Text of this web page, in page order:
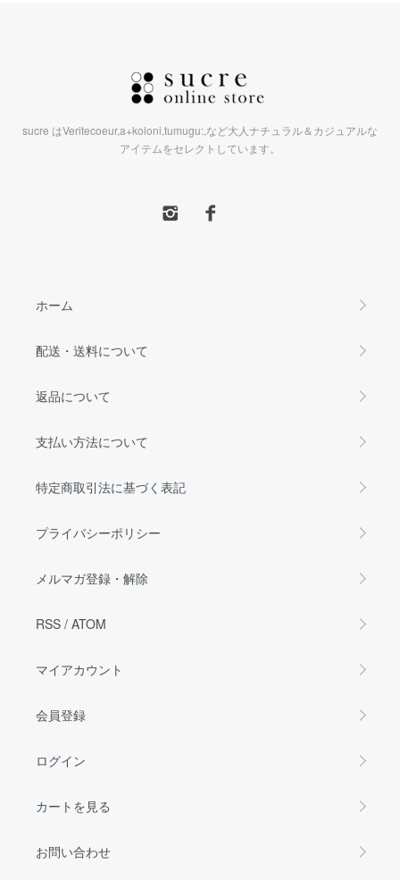
sucre はVeritecoeur,a+koloni,tumugu:,など大人ナチュラル＆カジュアルな
アイテムをセレクトしています。
ホーム
配送・送料について
返品について
支払い方法について
特定商取引法に基づく表記
プライバシーポリシー
メルマガ登録・解除
RSS / ATOM
マイアカウント
会員登録
ログイン
カートを見る
お問い合わせ